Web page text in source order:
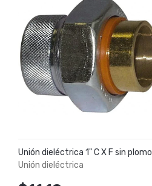
Unión dieléctrica 1" C X F sin plomo
Unión dieléctrica